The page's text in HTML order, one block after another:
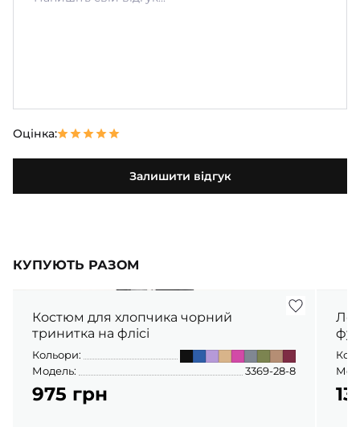
Оцінка:
Залишити відгук
КУПУЮТЬ РАЗОМ
Костюм для хлопчика чорний
тринитка на флісі
Кольори:
Модель:
3369-28-8
975 грн